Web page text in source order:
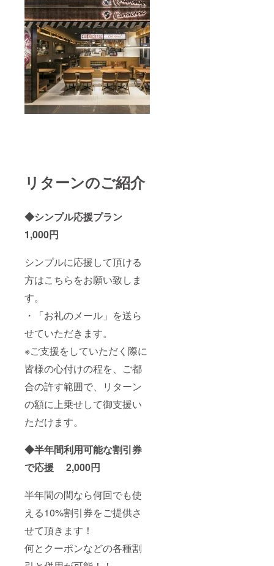
リターンのご紹介
◆シンプル応援プラン
1,000円
シンプルに応援して頂ける
方はこちらをお願い致しま
す。
・「お礼のメール」を送ら
せていただきます。
※ご支援をしていただく際に
皆様の心付けの程を、ご都
合の許す範囲で、リターン
の額に上乗せして御支援い
ただけます。
◆半年間利用可能な割引券
で応援 2,000円
半年間の間なら何回でも使
える10%割引券をご提供さ
せて頂きます！
何とクーポンなどの各種割